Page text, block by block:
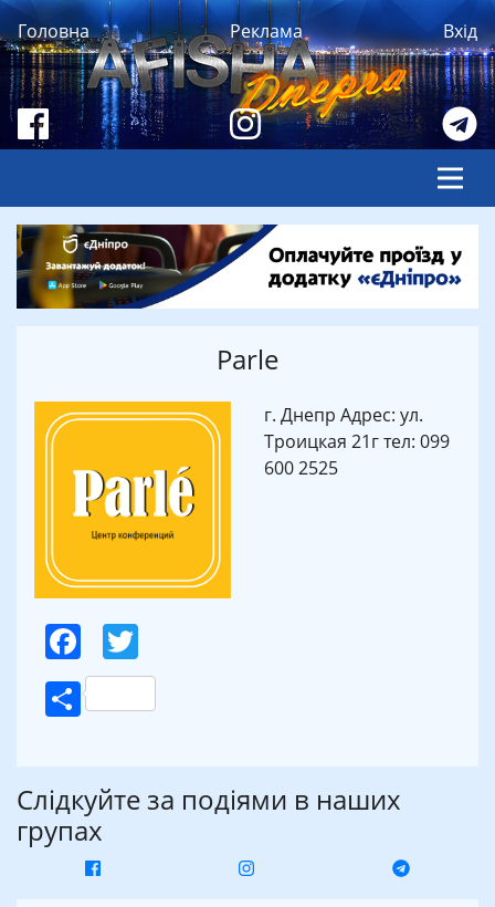
Головна Реклама Вхід
Parle
Facebook
Поділитися
г. Днепр Адрес: ул.
Троицкая 21г тел: 099
600 2525
Слідкуйте за подіями в наших
групах